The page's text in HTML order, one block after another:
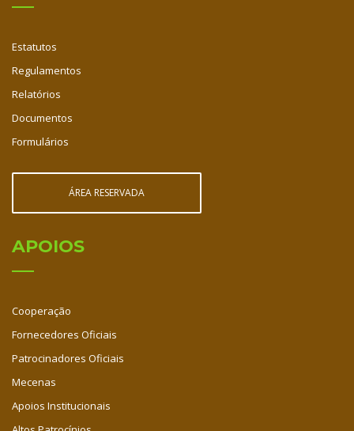
Estatutos
Regulamentos
Relatórios
Documentos
Formulários
ÁREA RESERVADA
APOIOS
Cooperação
Fornecedores Oficiais
Patrocinadores Oficiais
Mecenas
Apoios Institucionais